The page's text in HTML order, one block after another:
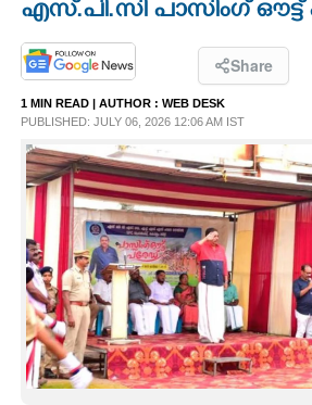
OPINION
PHOTOS
LIFESTYLE
SPIRITUAL
INFO+
ART
എസ്.പി.സി പാസിംഗ്
Share
1 MIN READ | AUTHOR : WEB DESK
PUBLISHED: JULY 06, 2026 12:06 AM IST